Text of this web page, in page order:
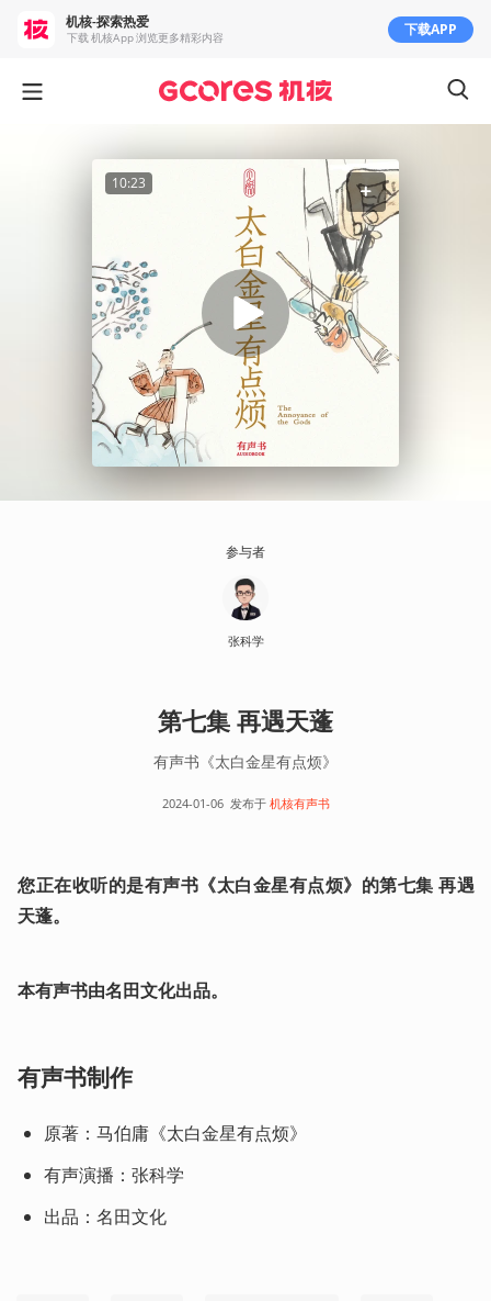
10:23
参与者
张科学
第七集 再遇天蓬
有声书《太白金星有点烦》
2024-01-06 发布于 机核有声书
您正在收听的是有声书《太白金星有点烦》的第七集 再遇
天蓬。
本有声书由名田文化出品。
有声书制作
原著：马伯庸《太白金星有点烦》
有声演播：张科学
出品：名田文化
机核-探索热爱
下载 机核App 浏览更多精彩内容 下载APP